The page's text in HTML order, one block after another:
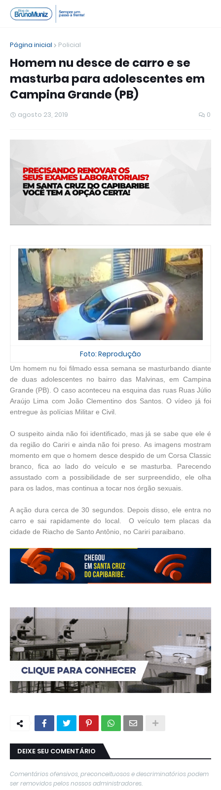
Página inicial Policial
Homem nu desce de carro e se
masturba para adolescentes em
Campina Grande (PB)
agosto 23, 2019 0
Foto: Reprodução
Um homem nu foi filmado essa semana se masturbando diante
de duas adolescentes no bairro das Malvinas, em Campina
Grande (PB). O caso aconteceu na esquina das ruas Ruas Júlio
Araújo Lima com João Clementino dos Santos. O vídeo já foi
entregue às polícias Militar e Civil.
O suspeito ainda não foi identificado, mas já se sabe que ele é
da região do Cariri e ainda não foi preso.As imagens mostram
momento em que o homem desce despido de um Corsa Classic
branco, fica ao lado do veículo e se masturba. Parecendo
assustado com a possibilidade de ser surpreendido, ele olha
para os lados, mas continua a tocar nos órgão sexuais.
A ação dura cerca de 30 segundos. Depois disso, ele entra no
carro e sai rapidamente do local. O veículo tem placas da
cidade de Riacho de Santo Antônio, no Cariri paraibano.
DEIXE SEU COMENTÁRIO
Comentários ofensivos, preconceituosos e descriminatórios podem
ser removidos pelos nossos administradores.